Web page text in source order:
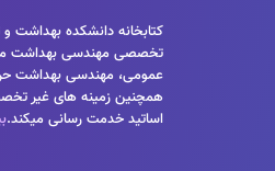
کتابخانه دانشکده بهداشت
تخصصی مهندسی بهداشت
عمومی، مهندسی بهداشت
همچنین زمینه های غیر
اساتید خدمت رسانی میکند.